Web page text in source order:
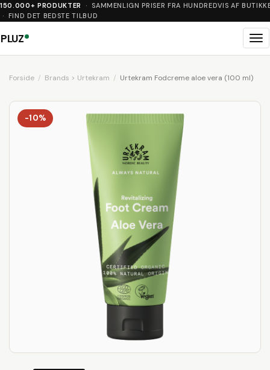
150.000+ PRODUKTER
· SAMMENLIGN PRISER FRA HUNDREDVIS AF
· FIND DET BEDSTE TILBUD
PLUZ
Forside Brands > Urtekram Urtekram Fodcreme aloe vera (100 ml)
-10%